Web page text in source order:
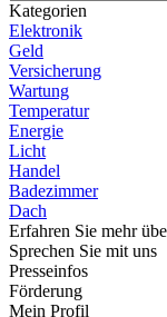
Kategorien
Elektronik
Geld
Versicherung
Wartung
Temperatur
Energie
Licht
Handel
Badezimmer
Dach
Erfahren Sie mehr
Sprechen Sie mit uns
Presseinfos
Förderung
Mein Profil